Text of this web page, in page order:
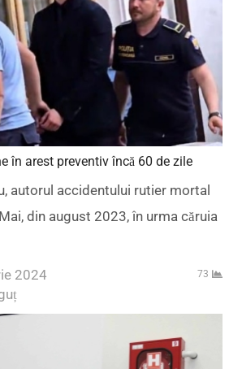
în arest preventiv încă 60 de zile
autorul accidentului rutier mortal
din august 2023, în urma căruia
2024
73